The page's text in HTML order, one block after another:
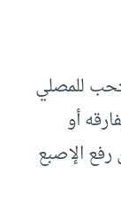
للمصلي
أو
الإصبع